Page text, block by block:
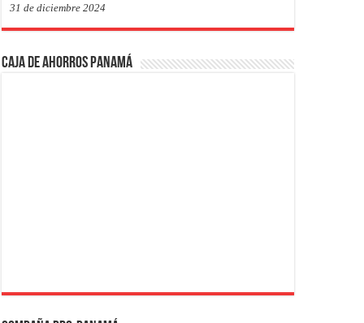
31 de diciembre 2024
Caja de Ahorros Panamá